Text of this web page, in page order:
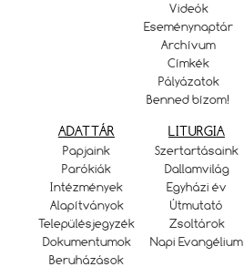
Videók
Eseménynaptár
Archívum
Címkék
Pályázatok
Benned bízom!
ADATTÁR
Papjaink
Parókiák
Intézmények
Alapítványok
Településjegyzék
Dokumentumok
Beruházások
LITURGIA
Szertartásaink
Dallamvilág
Egyházi év
Útmutató
Zsoltárok
Napi Evangélium